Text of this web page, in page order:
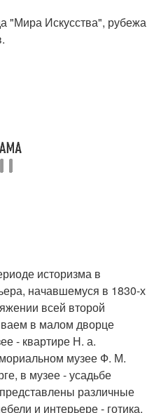
"Мира Искусства", рубежа
историзма в
начавшемуся в 1830-х
всей второй
в малом дворце
- квартире Н. а.
музее Ф. М.
в музее - усадьбе
различные
и интерьере - готика,